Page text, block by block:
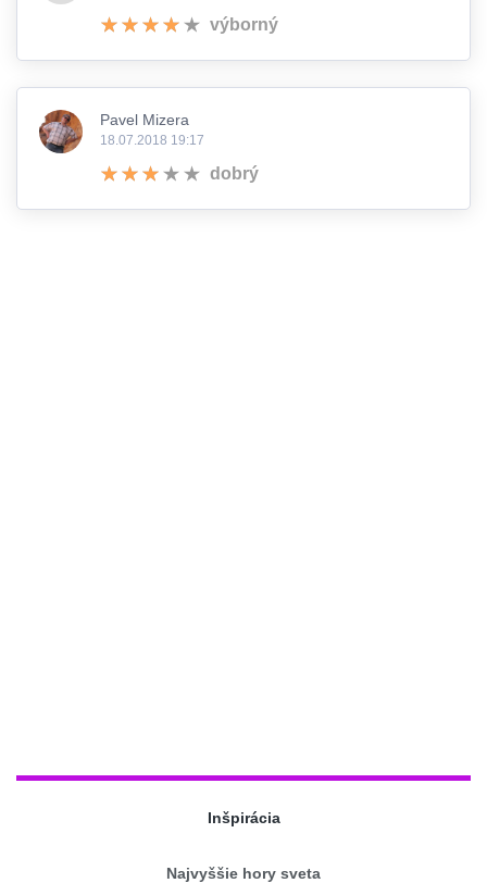
výborný
Pavel Mizera
18.07.2018 19:17
dobrý
Inšpirácia
Najvyššie hory sveta